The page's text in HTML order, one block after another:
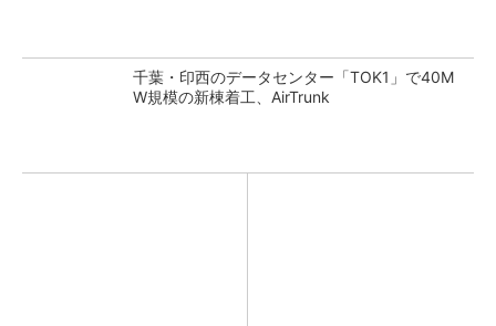
千葉・印西のデータセンター「TOK1」で40M
W規模の新棟着工、AirTrunk